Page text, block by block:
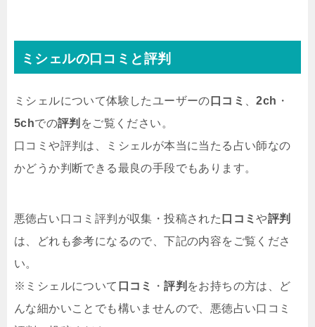
ミシェルの口コミと評判
ミシェルについて体験したユーザーの 口コミ 、2ch ・
5chでの評判 をご覧ください。
口コミや評判は、ミシェルが本当に当たる占い師なの
かどうか判断できる最良の手段でもあります。
悪徳占い口コミ評判が収集・投稿された 口コミや評判
は、どれも参考になるので、下記の内容をご覧くださ
い。
※ミシェルについて 口コミ ・評判 をお持ちの方は、ど
んな細かいことでも構いませんので、悪徳占い口コミ